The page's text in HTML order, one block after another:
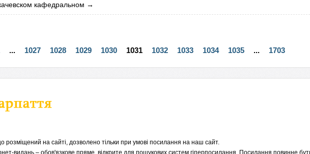
кафедральном →
... 1027 1028 1029 1030 1031 1032 1033 1034 1035 ... 1703
розміщений на сайті, дозволено тільки при умові посилання на наш сайт.
видань – обов'язкове пряме, відкрите для пошукових систем гіперпосилання. Посилання повинне